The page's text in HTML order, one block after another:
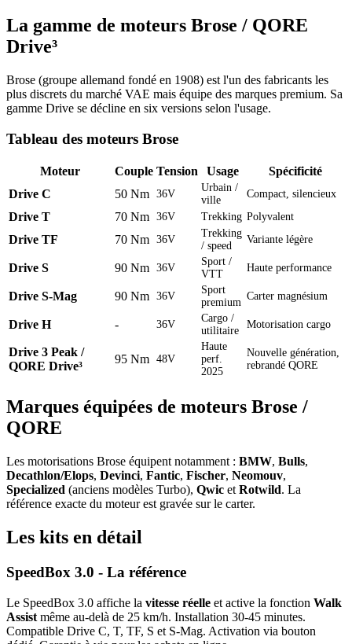
La gamme de moteurs Brose / QORE
Drive³
Brose (groupe allemand fondé en 1908) est l'un des fabricants les
plus discrets du marché VAE mais équipe des marques premium. Sa
gamme Drive se décline en six versions selon l'usage.
Tableau des moteurs Brose
Moteur Couple Tension Usage
Spécificité
Drive C
50 Nm 36V
Urbain /
ville
Compact, silencieux
Drive T 70 Nm 36V Trekking Polyvalent
Drive TF 70 Nm 36V
Trekking
/ speed
Variante légère
Drive S 90 Nm 36V
Sport /
VTT
Haute performance
Drive S-Mag 90 Nm 36V
Sport
premium
Carter magnésium
Drive H - 36V
Cargo /
utilitaire
Motorisation cargo
Drive 3 Peak /
QORE Drive³
95 Nm 48V
Haute
perf.
2025
Nouvelle génération,
rebrandé QORE
Marques équipées de moteurs Brose /
QORE
Les motorisations Brose équipent notamment : BMW, Bulls,
Decathlon/Elops, Devinci, Fantic, Fischer, Neomouv,
Specialized (anciens modèles Turbo), Qwic et Rotwild. La
référence exacte du moteur est gravée sur le carter.
Les kits en détail
SpeedBox 3.0 - La référence
Le SpeedBox 3.0 affiche la vitesse réelle et active la fonction Walk
Assist même au-delà de 25 km/h. Installation 30-45 minutes.
Compatible Drive C, T, TF, S et S-Mag. Activation via bouton